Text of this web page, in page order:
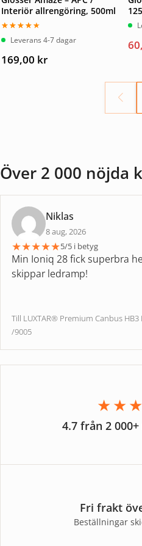
Interiör allrengöring, 500ml
Betygsatt
4.00av
Leverans 4-7 dagar
169,00 kr
är:
Över 2 000 nöjda
Niklas
8 aug, 2026
★★★★★5/5 i betyg
Min Ioniq 28 fick superbra
skippar ledramp!
Till LUXTAR® Premium Canbus HB3
/9005
4.7 från 2
Fri frakt
Beställningar